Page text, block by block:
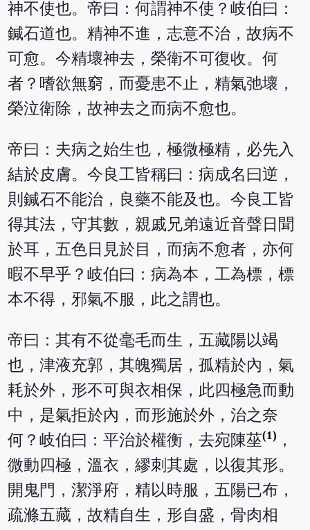
神不使也。帝曰：何謂神不使？岐伯曰：
鍼石道也。精神不進，志意不治，故病不
可愈。今精壞神去，榮衛不可復收。何
者？嗜欲無窮，而憂患不止，精氣弛壞，
榮泣衛除，故神去之而病不愈也。
帝曰：夫病之始生也，極微極精，必先入
結於皮膚。今良工皆稱曰：病成名曰逆，
則鍼石不能治，良藥不能及也。今良工皆
得其法，守其數，親戚兄弟遠近音聲日聞
於耳，五色日見於目，而病不愈者，亦何
暇不早乎？岐伯曰：病為本，工為標，標
本不得，邪氣不服，此之謂也。
帝曰：其有不從毫毛而生，五藏陽以竭
也，津液充郭，其魄獨居，孤精於內，氣
耗於外，形不可與衣相保，此四極急而動
中，是氣拒於內，而形施於外，治之奈
何？岐伯曰：平治於權衡，去宛陳莝(1) ，
微動四極，溫衣，繆刺其處，以復其形。
開鬼門，潔淨府，精以時服，五陽已布，
疏滌五藏，故精自生，形自盛，骨肉相